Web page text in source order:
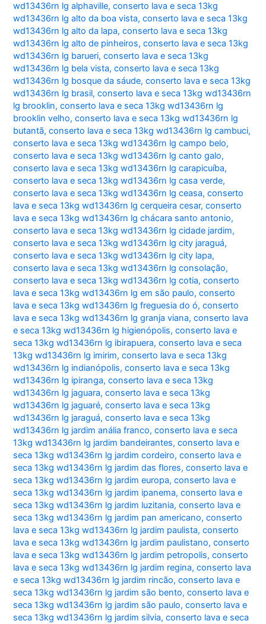
wd13436rn lg alphaville,conserto lava e seca 13kg
wd13436rn lg alto da boa vista,conserto lava e seca 13kg
wd13436rn lg alto da lapa,conserto lava e seca 13kg
wd13436rn lg alto de pinheiros,conserto lava e seca 13kg
wd13436rn lg barueri,conserto lava e seca 13kg
wd13436rn lg bela vista,conserto lava e seca 13kg
wd13436rn lg bosque da sáude,conserto lava e seca 13kg
wd13436rn lg brasil,conserto lava e seca 13kg wd13436rn
lg brooklin,conserto lava e seca 13kg wd13436rn lg
brooklin velho,conserto lava e seca 13kg wd13436rn lg
butantã,conserto lava e seca 13kg wd13436rn lg cambuci,
conserto lava e seca 13kg wd13436rn lg campo belo,
conserto lava e seca 13kg wd13436rn lg canto galo,
conserto lava e seca 13kg wd13436rn lg carapicuíba,
conserto lava e seca 13kg wd13436rn lg casa verde,
conserto lava e seca 13kg wd13436rn lg ceasa,conserto
lava e seca 13kg wd13436rn lg cerqueira cesar,conserto
lava e seca 13kg wd13436rn lg chácara santo antonio,
conserto lava e seca 13kg wd13436rn lg cidade jardim,
conserto lava e seca 13kg wd13436rn lg city jaraguá,
conserto lava e seca 13kg wd13436rn lg city lapa,
conserto lava e seca 13kg wd13436rn lg consolação,
conserto lava e seca 13kg wd13436rn lg cotia,conserto
lava e seca 13kg wd13436rn lg em são paulo,conserto
lava e seca 13kg wd13436rn lg freguesia do ó,conserto
lava e seca 13kg wd13436rn lg granja viana,conserto lava
e seca 13kg wd13436rn lg higienópolis,conserto lava e
seca 13kg wd13436rn lg ibirapuera,conserto lava e seca
13kg wd13436rn lg imirim,conserto lava e seca 13kg
wd13436rn lg indianópolis,conserto lava e seca 13kg
wd13436rn lg ipiranga,conserto lava e seca 13kg
wd13436rn lg jaguara,conserto lava e seca 13kg
wd13436rn lg jaguaré,conserto lava e seca 13kg
wd13436rn lg jaraguá,conserto lava e seca 13kg
wd13436rn lg jardim anália franco,conserto lava e seca
13kg wd13436rn lg jardim bandeirantes,conserto lava e
seca 13kg wd13436rn lg jardim cordeiro,conserto lava e
seca 13kg wd13436rn lg jardim das flores,conserto lava e
seca 13kg wd13436rn lg jardim europa,conserto lava e
seca 13kg wd13436rn lg jardim ipanema,conserto lava e
seca 13kg wd13436rn lg jardim luzitania,conserto lava e
seca 13kg wd13436rn lg jardim pan americano,conserto
lava e seca 13kg wd13436rn lg jardim paulista,conserto
lava e seca 13kg wd13436rn lg jardim paulistano,conserto
lava e seca 13kg wd13436rn lg jardim petropolis,conserto
lava e seca 13kg wd13436rn lg jardim regina,conserto lava
e seca 13kg wd13436rn lg jardim rincão,conserto lava e
seca 13kg wd13436rn lg jardim são bento,conserto lava e
seca 13kg wd13436rn lg jardim são paulo,conserto lava e
seca 13kg wd13436rn lg jardim silvia,conserto lava e seca